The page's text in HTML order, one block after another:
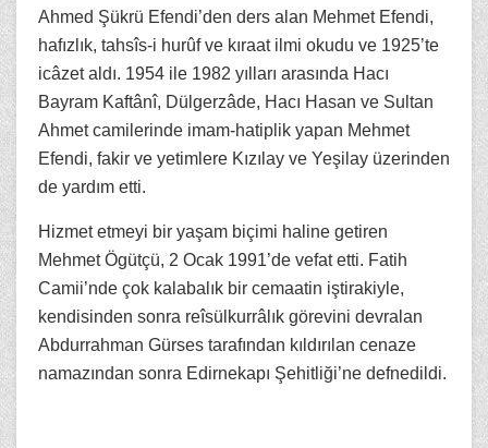
Ahmed Şükrü Efendi’den ders alan Mehmet Efendi,
hafızlık, tahsîs-i hurûf ve kıraat ilmi okudu ve 1925’te
icâzet aldı. 1954 ile 1982 yılları arasında Hacı
Bayram Kaftânî, Dülgerzâde, Hacı Hasan ve Sultan
Ahmet camilerinde imam-hatiplik yapan Mehmet
Efendi, fakir ve yetimlere Kızılay ve Yeşilay üzerinden
de yardım etti.
Hizmet etmeyi bir yaşam biçimi haline getiren
Mehmet Ögütçü, 2 Ocak 1991’de vefat etti. Fatih
Camii’nde çok kalabalık bir cemaatin iştirakiyle,
kendisinden sonra reîsülkurrâlık görevini devralan
Abdurrahman Gürses tarafından kıldırılan cenaze
namazından sonra Edirnekapı Şehitliği’ne defnedildi.